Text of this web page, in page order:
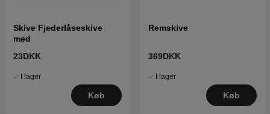
Skive Fjederlåseskive
med
23DKK
I lager
Køb
Remskive
369DKK
I lager
Køb